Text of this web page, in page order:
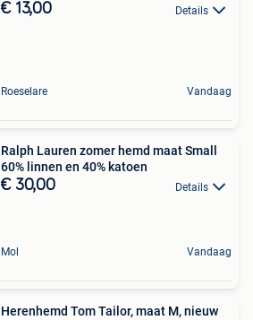
€ 13,00 Details
Roeselare Vandaag
Ralph Lauren zomer hemd maat Small
60% linnen en 40% katoen
€ 30,00 Details
Mol Vandaag
Herenhemd Tom Tailor, maat M, nieuw